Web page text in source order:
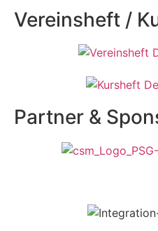
Vereinsheft /
Partner &